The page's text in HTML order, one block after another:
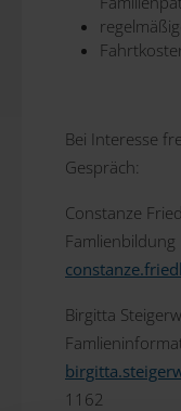
Bei Interesse
Gespräch:
Constanze
Famlienbildung
Birgitta
1162